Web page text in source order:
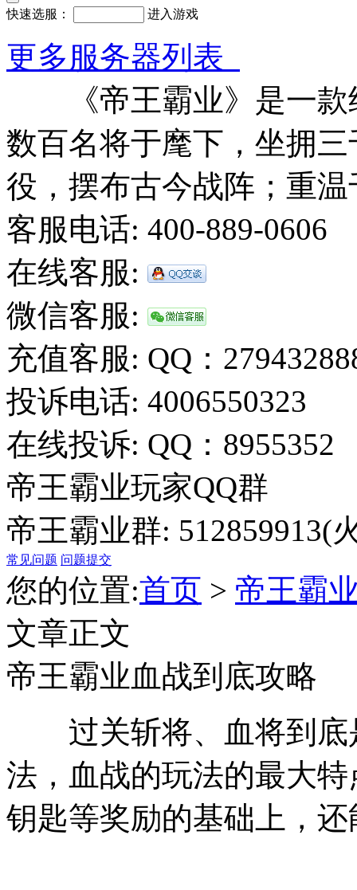
快速选服： 进入游戏
更多服务器列表
《帝王霸业》是一款
数百名将于麾下，坐拥
役，摆布古今战阵；重
客服电话: 400-889-0606
在线客服:
微信客服:
充值客服: QQ：
投诉电话: 4006550323
在线投诉: QQ：8955352
帝王霸业玩家QQ群
帝王霸业群: 512859913(
常见问题 问题提交
您的位置:首页 > 帝王霸
文章正文
帝王霸业血战到底攻略
过关斩将、血将到底
法，血战的玩法的最大
钥匙等奖励的基础上，